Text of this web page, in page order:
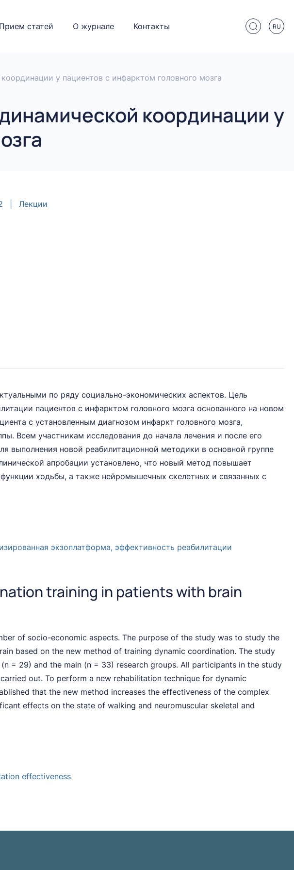
Прием статей О журнале Контакты RU
у пациентов с инфарктом головного мозга
координации у
Лекции
по ряду социально-экономических аспектов. Цель
пациентов с инфарктом головного мозга основанного на новом
с установленным диагнозом инфаркт головного мозга,
Всем участникам исследования до начала лечения и после его
выполнения новой реабилитационной методики в основной группе
апробации установлено, что новый метод повышает
ходьбы, а также нейромышечных скелетных и связанных с
экзоплатформа, эффективность реабилитации
training in patients with brain
of socio-economic aspects. The purpose of the study was to study the
based on the new method of training dynamic coordination. The study
= 29) and the main (n = 33) research groups. All participants in the study
out. To perform a new rehabilitation technique for dynamic
that the new method increases the effectiveness of the complex
effects on the state of walking and neuromuscular skeletal and
effectiveness